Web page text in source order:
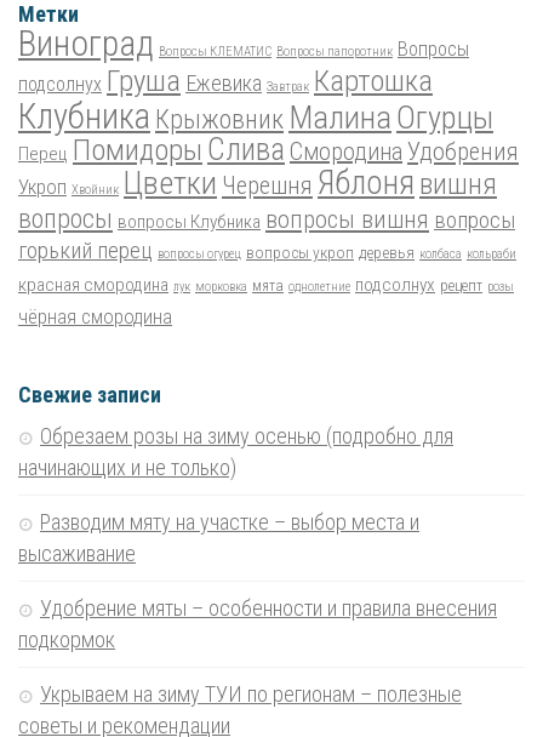
Метки
Виноград Вопросы КЛЕМАТИС Вопросы папоротник Вопросы
подсолнух Груша Ежевика Завтрак Картошка
Клубника Крыжовник Малина Огурцы
Перец Помидоры Слива Смородина Удобрения
Укроп Хвойник Цветки Черешня Яблоня вишня
вопросы вопросы Клубника вопросы вишня вопросы
горький перец вопросы огурец вопросы укроп деревья колбаса кольраби
красная смородина лук морковка мята однолетние подсолнух рецепт розы
чёрная смородина
Свежие записи
Обрезаем розы на зиму осенью (подробно для
начинающих и не только)
Разводим мяту на участке – выбор места и
высаживание
Удобрение мяты – особенности и правила внесения
подкормок
Укрываем на зиму ТУИ по регионам – полезные
советы и рекомендации